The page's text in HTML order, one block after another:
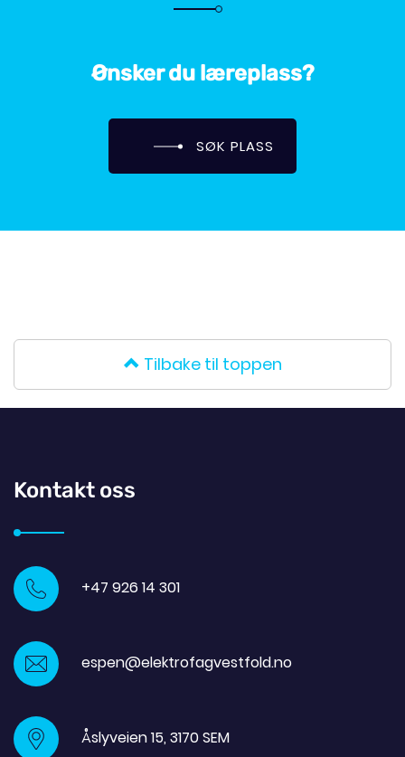
Ønsker du læreplass?
SØK PLASS
Tilbake til toppen
Kontakt oss
+47 926 14 301
espen@elektrofagvestfold.no
Åslyveien 15, 3170 SEM